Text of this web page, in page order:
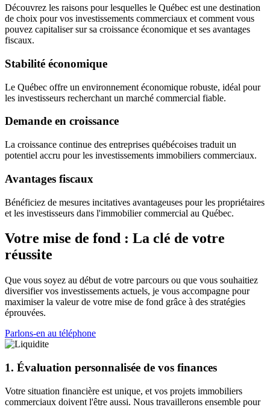
Découvrez les raisons pour lesquelles le Québec est une destination
de choix pour vos investissements commerciaux et comment vous
pouvez capitaliser sur sa croissance économique et ses avantages
fiscaux.
Stabilité économique
Le Québec offre un environnement économique robuste, idéal pour
les investisseurs recherchant un marché commercial fiable.
Demande en croissance
La croissance continue des entreprises québécoises traduit un
potentiel accru pour les investissements immobiliers commerciaux.
Avantages fiscaux
Bénéficiez de mesures incitatives avantageuses pour les propriétaires
et les investisseurs dans l'immobilier commercial au Québec.
Votre mise de fond : La clé de votre
réussite
Que vous soyez au début de votre parcours ou que vous souhaitiez
diversifier vos investissements actuels, je vous accompagne pour
maximiser la valeur de votre mise de fond grâce à des stratégies
éprouvées.
Parlons-en au téléphone
1. Évaluation personnalisée de vos finances
Votre situation financière est unique, et vos projets immobiliers
commerciaux doivent l'être aussi. Nous travaillerons ensemble pour